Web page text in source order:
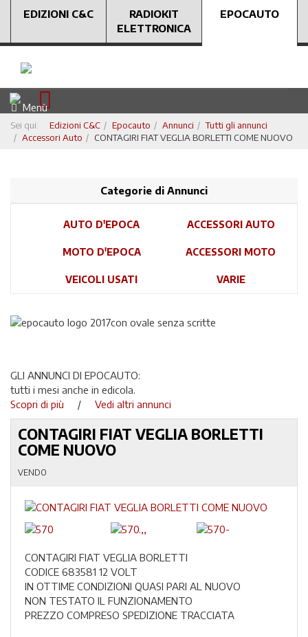
EDIZIONI C&C
RADIOKIT
ELETTRONICA
EPOCAUTO
Menù
Sei qui: Edizioni C&C Epocauto Annunci
Tutti gli annunci
Accessori Auto
CONTAGIRI FIAT VEGLIA BORLETTI COME NUOVO
Categorie di Annunci
AUTO D'EPOCA ACCESSORI AUTO
MOTO D'EPOCA ACCESSORI MOTO
VEICOLI USATI VARIE
GLI ANNUNCI DI EPOCAUTO:
tutti i mesi anche in edicola.
Scopri di più
/ Vedi altri annunci
CONTAGIRI FIAT VEGLIA BORLETTI
COME NUOVO
VENDO
CONTAGIRI FIAT VEGLIA BORLETTI
CODICE 683581 12 VOLT
IN OTTIME CONDIZIONI QUASI PARI AL NUOVO
NON TESTATO IL FUNZIONAMENTO
PREZZO COMPRESO SPEDIZIONE TRACCIATA